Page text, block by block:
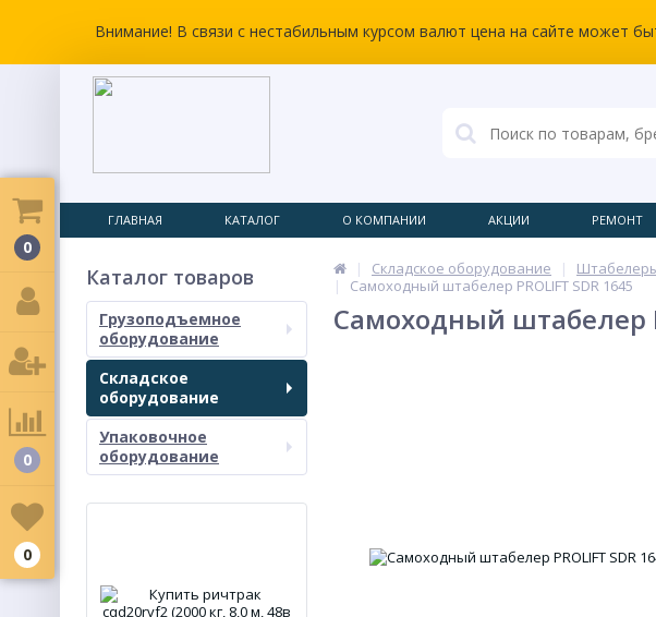
Внимание! В связи с нестабильным курсом валют цена на сайте может
ГЛАВНАЯ КАТАЛОГ О КОМПАНИИ АКЦИИ РЕМОНТ
Каталог товаров
Грузоподъемное
оборудование
Складское
оборудование
Упаковочное
оборудование
Складское оборудование
Самоходный штабелер PROLIFT SDR 1645
Самоходный штабелер
0
0
0